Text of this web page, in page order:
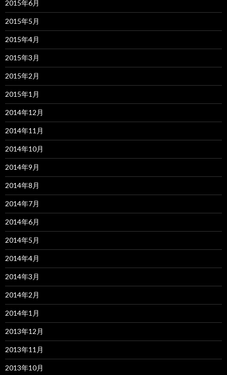
2015年6月
2015年5月
2015年4月
2015年3月
2015年2月
2015年1月
2014年12月
2014年11月
2014年10月
2014年9月
2014年8月
2014年7月
2014年6月
2014年5月
2014年4月
2014年3月
2014年2月
2014年1月
2013年12月
2013年11月
2013年10月